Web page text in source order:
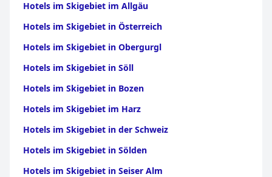
Hotels im Skigebiet im Allgäu
Hotels im Skigebiet in Österreich
Hotels im Skigebiet in Obergurgl
Hotels im Skigebiet in Söll
Hotels im Skigebiet in Bozen
Hotels im Skigebiet im Harz
Hotels im Skigebiet in der Schweiz
Hotels im Skigebiet in Sölden
Hotels im Skigebiet in Seiser Alm